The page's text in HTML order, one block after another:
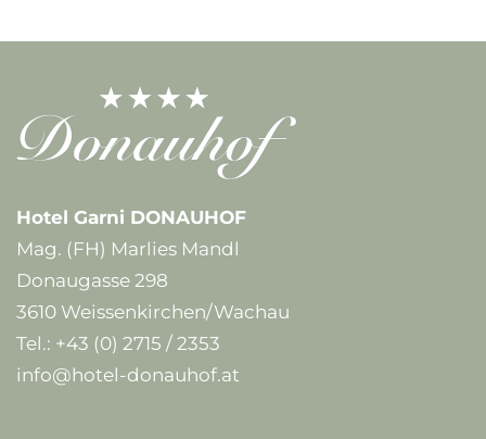
Hotel Garni DONAUHOF
Mag. (FH) Marlies Mandl
Donaugasse 298
3610 Weissenkirchen/Wachau
Tel.: +43 (0) 2715 / 2353
info@hotel-donauhof.at